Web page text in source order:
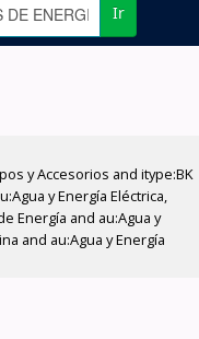
Ir
y Accesorios and itype:BK
y Energía Eléctrica,
Energía and au:Agua y
and au:Agua y Energía